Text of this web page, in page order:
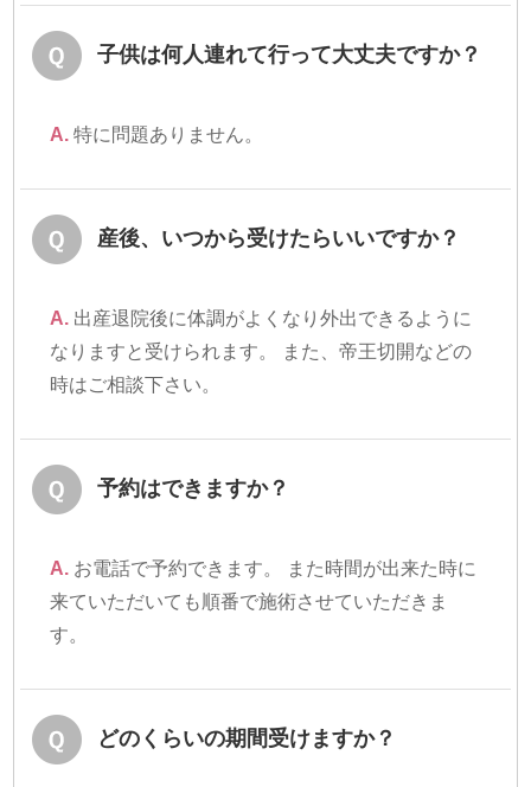
子供は何人連れて行って大丈夫ですか？
A.特に問題ありません。
産後、いつから受けたらいいですか？
A. 出産退院後に体調がよくなり外出できるように
なりますと受けられます。 また、帝王切開などの
時はご相談下さい。
予約はできますか？
A. お電話で予約できます。 また時間が出来た時に
来ていただいても順番で施術させていただきま
す。
どのくらいの期間受けますか？